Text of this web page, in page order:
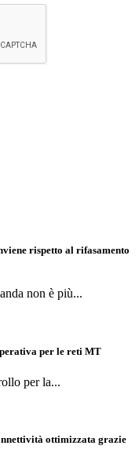
rispetto al rifasamento
non è più...
per le reti MT
per la...
ottimizzata grazie